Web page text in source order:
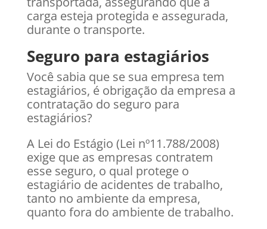
carga esteja protegida e assegurada,
durante o transporte.
Seguro para estagiários
Você sabia que se sua empresa tem
estagiários, é obrigação da empresa a
contratação do seguro para
estagiários?
A Lei do Estágio (Lei nº11.788/2008)
exige que as empresas contratem
esse seguro, o qual protege o
estagiário de acidentes de trabalho,
tanto no ambiente da empresa,
quanto fora do ambiente de trabalho.